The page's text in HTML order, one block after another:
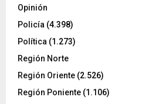
Opinión
Policía (4.398)
Política (1.273)
Región Norte
Región Oriente (2.526)
Región Poniente (1.106)